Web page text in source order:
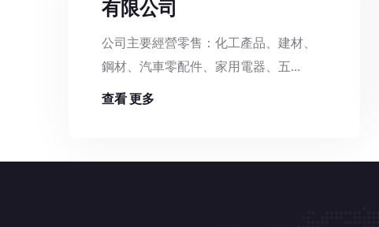
有限公司
公司主要經營零售：化工產品、建材、
鋼材、汽車零配件、家用電器、五...
查看 更多